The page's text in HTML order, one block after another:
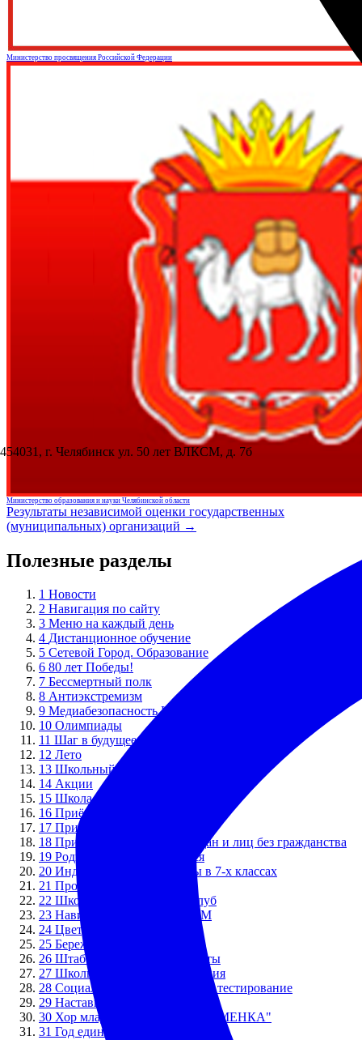
454031, г. Челябинск ул. 50 лет ВЛКСМ, д. 7б
Министерство просвящения Российской Федерации
Министерство образования и науки Челябинской области
Результаты независимой оценки государственных
(муниципальных) организаций →
Полезные разделы
1 Новости
2 Навигация по сайту
3 Меню на каждый день
4 Дистанционное обучение
5 Сетевой Город. Образование
6 80 лет Победы!
7 Бессмертный полк
8 Антиэкстремизм
9 Медиабезопасность Кибербезопасность
10 Олимпиады
11 Шаг в будущее в лицее
12 Лето
13 Школьный лагерь
14 Акции
15 Школа будущего первоклассника
16 Приём в первый класс
17 Прием в 8 и 10 классы
18 Приём иностранных граждан и лиц без гражданства
19 Родителям и обучающимся
20 Индивидуальные проекты в 7-х классах
21 Профориентация
22 Школьный спортивный клуб
23 Навигаторы Детства. РДДМ
24 Цветущий город
25 Бережливые технологии
26 Штаб воспитательной работы
27 Школьная служба примирения
28 Социально-психологическое тестирование
29 Наставничество
30 Хор младших классов "ПЕРЕМЕНКА"
31 Год единства народов России